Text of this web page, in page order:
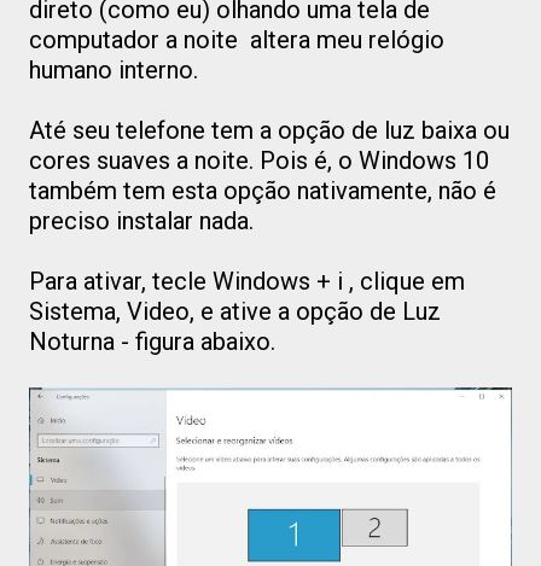
direto (como eu) olhando uma tela de
computador a noite altera meu relógio
humano interno.
Até seu telefone tem a opção de luz baixa ou
cores suaves a noite. Pois é, o Windows 10
também tem esta opção nativamente, não é
preciso instalar nada.
Para ativar, tecle Windows + i , clique em
Sistema, Video, e ative a opção de Luz
Noturna - figura abaixo.